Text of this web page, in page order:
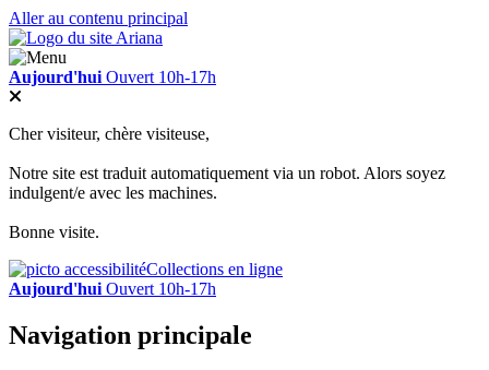
Aller au contenu principal
Aujourd'hui Ouvert 10h-17h
Cher visiteur, chère visiteuse,
Notre site est traduit automatiquement via un robot. Alors soyez
indulgent/e avec les machines.
Bonne visite.
Collections en ligne
Aujourd'hui Ouvert 10h-17h
Navigation principale